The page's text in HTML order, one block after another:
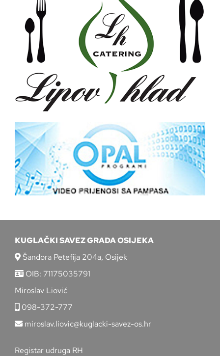
KUGLAČKI SAVEZ GRADA OSIJEKA
Šandora Petefija 204a, Osijek
OIB: 71175035791
Miroslav Liović
098-372-777
miroslav.liovic@kuglacki-savez-os.hr
Registar udruga RH